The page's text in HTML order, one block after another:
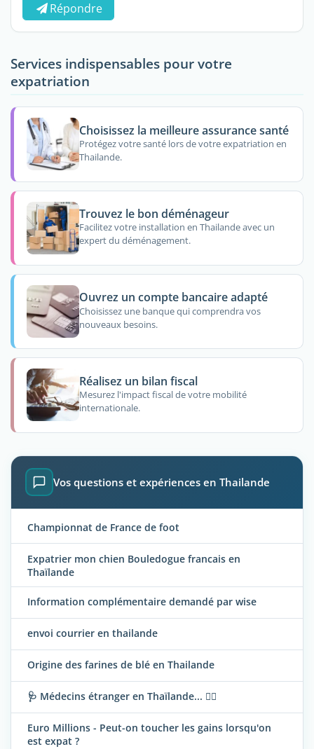
Répondre
Services indispensables pour votre
expatriation
Choisissez la meilleure assurance santé
Protégez votre santé lors de votre expatriation en
Thailande.
Trouvez le bon déménageur
Facilitez votre installation en Thailande avec un
expert du déménagement.
Ouvrez un compte bancaire adapté
Choisissez une banque qui comprendra vos
nouveaux besoins.
Réalisez un bilan fiscal
Mesurez l'impact fiscal de votre mobilité
internationale.
Vos questions et expériences en Thailande
Championnat de France de foot
Expatrier mon chien Bouledogue francais en
Thaïlande
Information complémentaire demandé par wise
envoi courrier en thailande
Origine des farines de blé en Thailande
🩺 Médecins étranger en Thaïlande... 👨‍⚕️
Euro Millions - Peut-on toucher les gains lorsqu'on
est expat ?